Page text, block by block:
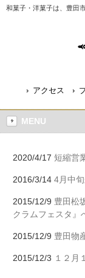
和菓子・洋菓子は、豊田
アクセス
MENU
2020/4/17 短縮営
2016/3/14 4月中
2015/12/9 豊田松
クラムフェスタ』
2015/12/9 豊田物
2015/12/3 １２月